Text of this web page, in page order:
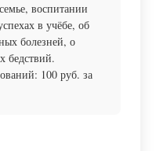
воспитании
в учёбе, об
болезней, о
бедствий.
100 руб. за